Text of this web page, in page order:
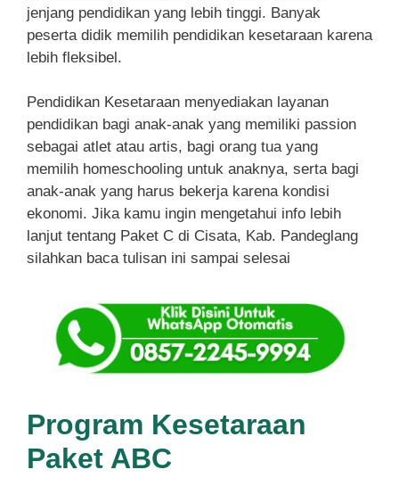
jenjang pendidikan yang lebih tinggi. Banyak
peserta didik memilih pendidikan kesetaraan karena
lebih fleksibel.
Pendidikan Kesetaraan menyediakan layanan
pendidikan bagi anak-anak yang memiliki passion
sebagai atlet atau artis, bagi orang tua yang
memilih homeschooling untuk anaknya, serta bagi
anak-anak yang harus bekerja karena kondisi
ekonomi. Jika kamu ingin mengetahui info lebih
lanjut tentang Paket C di Cisata, Kab. Pandeglang
silahkan baca tulisan ini sampai selesai
Program Kesetaraan
Paket ABC